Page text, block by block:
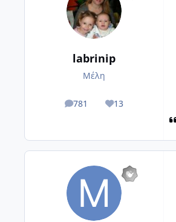
labrinip
Μέλη
781
posts 13
Reputation